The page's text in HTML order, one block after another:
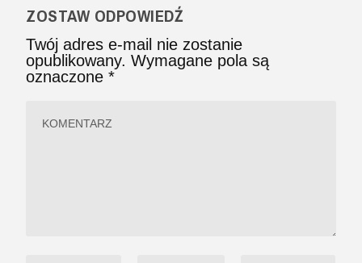
ZOSTAW ODPOWIEDŹ
Twój adres e-mail nie zostanie
opublikowany. Wymagane pola są
oznaczone*